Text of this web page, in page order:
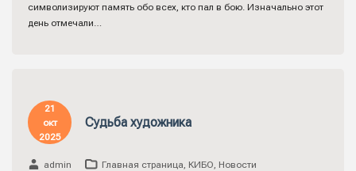
символизируют память обо всех, кто пал в бою. Изначально этот
день отмечали…
21
окт
2025
Судьба художника
admin Главная страница, КИБО, Новости